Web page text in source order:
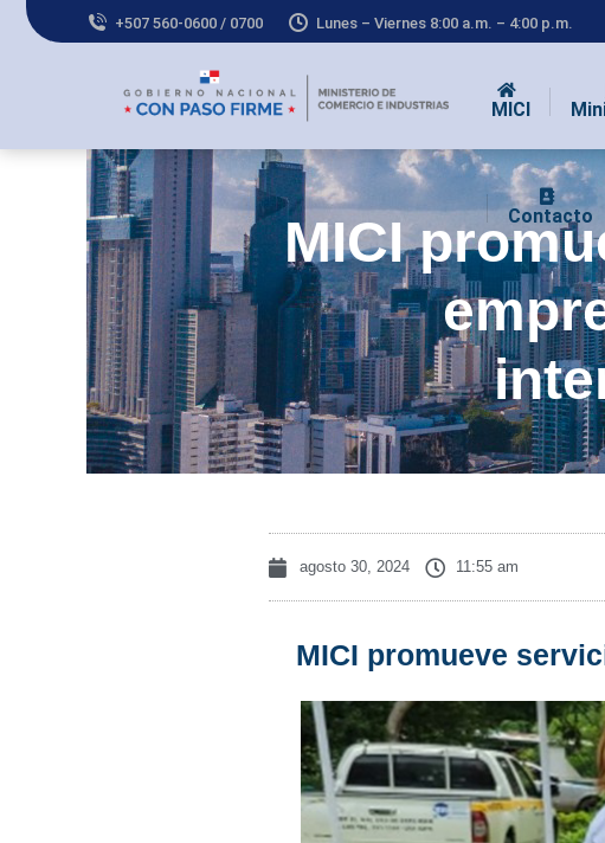
+507 560-0600 / 0700 Lunes – Viernes 8:00 a.m. – 4:00 p.m.
MICI
Contacto
MICI
agosto 30, 2024 11:55 am
MICI promueve